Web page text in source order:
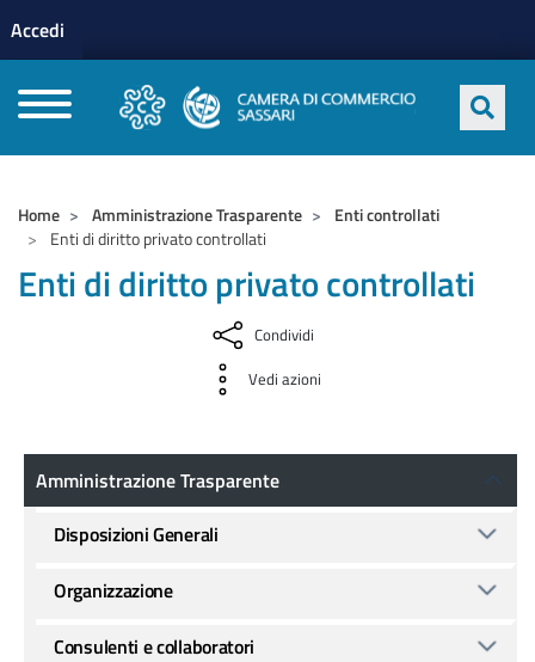
profilo utente
Accedi
Home Amministrazione Trasparente
Enti controllati
Enti di diritto privato controllati
Enti di diritto privato controllati
Condividi
Vedi azioni
Amministrazione Trasparente
Amministrazione Trasparente
Disposizioni Generali
Organizzazione
Consulenti e collaboratori